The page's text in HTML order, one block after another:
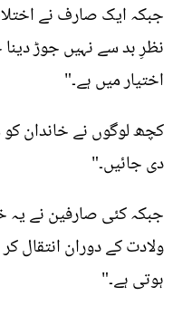
جبکہ ایک صارف نے
نظرِ بد سے نہیں جوڑ دینا
اختیار میں ہے۔"
کچھ لوگوں نے خاندان کو
دی جائیں۔"
جبکہ کئی صارفین نے یہ
ولادت کے دوران
ہوتی ہے۔"